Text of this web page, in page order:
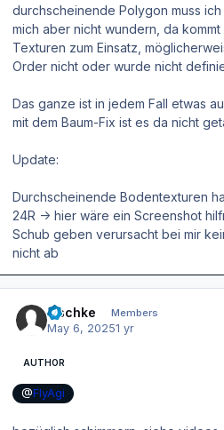
durchscheinende Polygon muss
mich aber nicht wundern, da
Texturen zum Einsatz,
Order nicht oder wurde nicht
Das ganze ist in jedem Fall etwas
mit dem Baum-Fix ist es da nicht
Update:
Durchscheinende Bodentexturen
24R -> hier wäre ein Screenshot
Schub geben verursacht bei mir
nicht ab
zischke Members
May 6, 20251 yr
AUTHOR
@FlyAgi